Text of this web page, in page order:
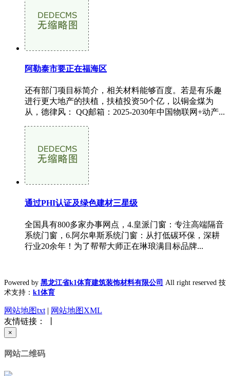
阿勒泰市要正在福海区
还有部门项目标简介，相关材料能够百度。若是有乐趣
进行更大地产的扶植，扶植投资50个亿，以铜金煤为
从，德律风： QQ邮箱：2025-2030年中国物联网+动产...
通过PHI认证及绿色建材三星级
全国具有800多家办事网点，4.皇派门窗：专注高端隔音
系统门窗，6.阿尔卑斯系统门窗：从打低碳环保，深耕
行业20余年！为了帮帮大师正在琳琅满目标品牌...
Powered by 黑龙江省k1体育建筑装饰材料有限公司 All right reserved 技
术支持： k1体育
网站地图txt | 网站地图XML
友情链接： 丨
×
网站二维码